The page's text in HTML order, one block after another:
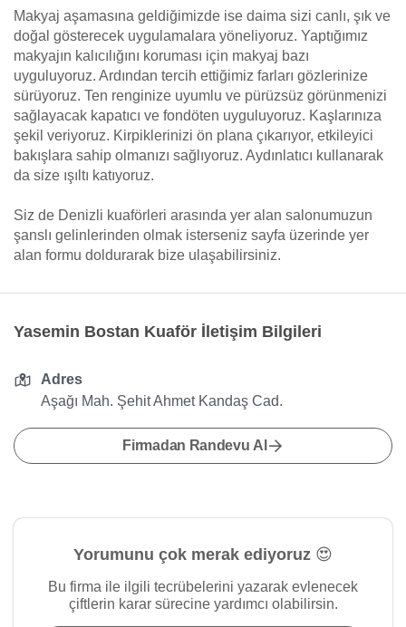
Makyaj aşamasına geldiğimizde ise daima sizi canlı, şık ve
doğal gösterecek uygulamalara yöneliyoruz. Yaptığımız
makyajın kalıcılığını koruması için makyaj bazı
uyguluyoruz. Ardından tercih ettiğimiz farları gözlerinize
sürüyoruz. Ten renginize uyumlu ve pürüzsüz görünmenizi
sağlayacak kapatıcı ve fondöten uyguluyoruz. Kaşlarınıza
şekil veriyoruz. Kirpiklerinizi ön plana çıkarıyor, etkileyici
bakışlara sahip olmanızı sağlıyoruz. Aydınlatıcı kullanarak
da size ışıltı katıyoruz.
Siz de Denizli kuaförleri arasında yer alan salonumuzun
şanslı gelinlerinden olmak isterseniz sayfa üzerinde yer
alan formu doldurarak bize ulaşabilirsiniz.
Yasemin Bostan Kuaför İletişim Bilgileri
Adres
Aşağı Mah. Şehit Ahmet Kandaş Cad.
Firmadan Randevu Al
Yorumunu çok merak ediyoruz 😍
Bu firma ile ilgili tecrübelerini yazarak evlenecek
çiftlerin karar sürecine yardımcı olabilirsin.